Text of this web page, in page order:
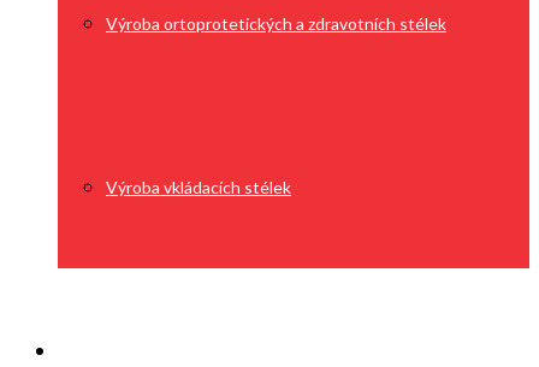
Výroba ortoprotetických a zdravotních stélek
Výroba vkládacích stélek